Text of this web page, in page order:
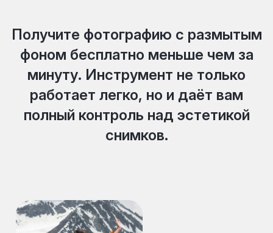
Получите фотографию с размытым
фоном бесплатно меньше чем за
минуту. Инструмент не только
работает легко, но и даёт вам
полный контроль над эстетикой
снимков.